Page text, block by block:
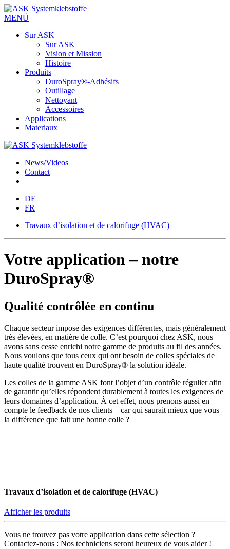
MENÜ
Sur ASK
Sur ASK
Vision et Mission
Histoire
Produits
DuroSpray®-Adhésifs
Outillage
Nettoyant
Accessoires
Applications
Materiaux
News/Videos
Contact
DE
FR
Travaux d’isolation et de calorifuge (HVAC)
Votre application – notre
DuroSpray®
Qualité contrôlée en continu
Chaque secteur impose des exigences différentes, mais généralement
très élevées, en matière de colle. C’est pourquoi chez ASK, nous
avons sans cesse enrichi notre gamme de produits au fil des années.
Nous voulons que tous ceux qui ont besoin de colles spéciales de
haute qualité trouvent en DuroSpray® la solution idéale.
Les colles de la gamme ASK font l’objet d’un contrôle régulier afin
de garantir qu’elles répondent durablement à toutes les exigences de
leurs domaines d’application. À cet effet, nous prenons aussi en
compte le feedback de nos clients – car qui saurait mieux que vous
la différence que fait une bonne colle ?
Travaux d’isolation et de calorifuge (HVAC)
Afficher les produits
Vous ne trouvez pas votre application dans cette sélection ?
Contactez-nous : Nos techniciens seront heureux de vous aider !